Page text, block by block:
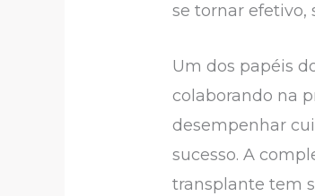
se tornar efetivo,
Um dos papéis
colaborando na
desempenhar
sucesso. A
transplante tem